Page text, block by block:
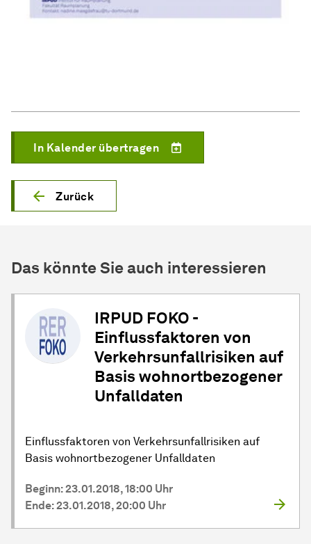
Zurück
In Kalender übertragen
Das könnte Sie auch interessieren
IRPUD FOKO -
Einflussfaktoren von
Verkehrsunfallrisiken auf
Basis wohnortbezogener
Unfalldaten
Einflussfaktoren von Verkehrsunfallrisiken auf
Basis wohnortbezogener Unfalldaten
Beginn: 23.01.2018, 18:00 Uhr
Ende: 23.01.2018, 20:00 Uhr